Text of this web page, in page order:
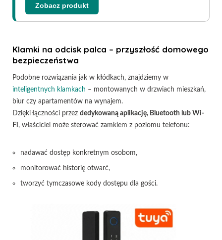
Zobacz produkt
Klamki na odcisk palca – przyszłość domowego
bezpieczeństwa
Podobne rozwiązania jak w kłódkach, znajdziemy w
inteligentnych klamkach – montowanych w drzwiach mieszkań,
biur czy apartamentów na wynajem.
Dzięki łączności przez dedykowaną aplikację, Bluetooth lub Wi-
Fi, właściciel może sterować zamkiem z poziomu telefonu:
nadawać dostęp konkretnym osobom,
monitorować historię otwarć,
tworzyć tymczasowe kody dostępu dla gości.